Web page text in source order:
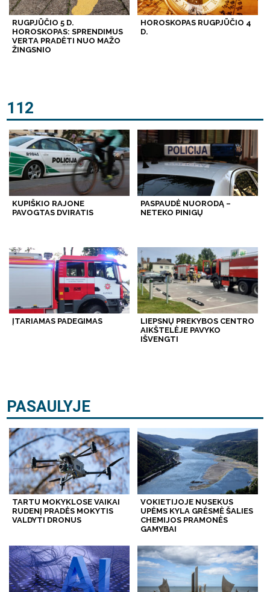
RUGPJŪČIO 5 D.
HOROSKOPAS: SPRENDIMUS
VERTA PRADĖTI NUO MAŽO
ŽINGSNIO
HOROSKOPAS RUGPJŪČIO 4
D.
112
KUPIŠKIO RAJONE
PAVOGTAS DVIRATIS
PASPAUDĖ NUORODĄ –
NETEKO PINIGŲ
ĮTARIAMAS PADEGIMAS
LIEPSNŲ PREKYBOS CENTRO
AIKŠTELĖJE PAVYKO
IŠVENGTI
PASAULYJE
TARTU MOKYKLOSE VAIKAI
RUDENĮ PRADĖS MOKYTIS
VALDYTI DRONUS
VOKIETIJOJE NUSEKUS
UPĖMS KYLA GRĖSMĖ ŠALIES
CHEMIJOS PRAMONĖS
GAMYBAI